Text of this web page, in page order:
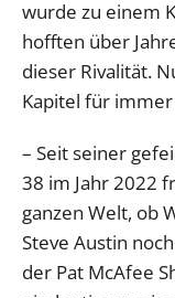
wurde zu einem
hofften über
dieser Rivalität.
Kapitel für
– Seit seiner
38 im Jahr 2022
ganzen Welt, ob
Steve Austin
der Pat McAfee